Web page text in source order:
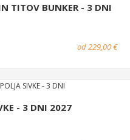
TITOV BUNKER - 3 DNI
od 229,00 €
- 3 DNI 2027